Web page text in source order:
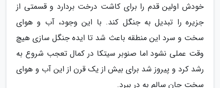
خودش اولین قدم را برای کاشت درخت بردارد و قسمتی از
جزیره را تبدیل به جنگل کند. با این وجود، آب و هوای
سخت و سرد این منطقه باعث شد تا ایده جنگل سازی هیچ
وقت عملی نشود اما صنوبر سیتکا در کمال تعجب شروع به
رشد کرد و پیروز شد برای بیش از یک قرن از این آب و هوای
سخت جان سالم به در ببرد.